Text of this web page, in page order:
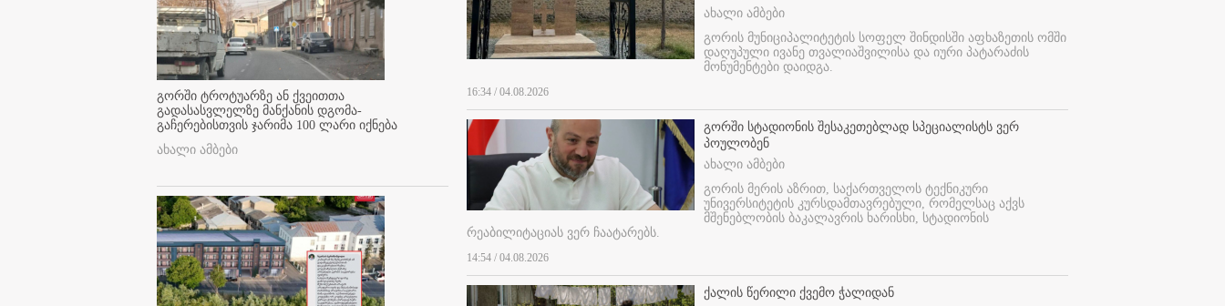
გორში ტროტუარზე ან ქვეითთა
გადასასვლელზე მანქანის დგომა-
გაჩერებისთვის ჯარიმა 100 ლარი იქნება
ახალი ამბები
ახალი ამბები
გორის მუნიციპალიტეტის სოფელ შინდისში აფხაზეთის ომში
დაღუპული ივანე თვალიაშვილისა და იური პატარაძის
მონუმენტები დაიდგა.
16:34 / 04.08.2026
გორში სტადიონის შესაკეთებლად სპეციალისტს ვერ
პოულობენ
ახალი ამბები
გორის მერის აზრით, საქართველოს ტექნიკური
უნივერსიტეტის კურსდამთავრებული, რომელსაც აქვს
მშენებლობის ბაკალავრის ხარისხი, სტადიონის
რეაბილიტაციას ვერ ჩაატარებს.
14:54 / 04.08.2026
ქალის წერილი ქვემო ჭალიდან